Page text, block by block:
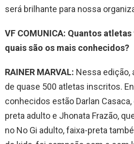
será brilhante para nossa
VF COMUNICA: Quantos
quais são os mais conhecidos?
RAINER MARVAL: Nessa edição,
de quase 500 atletas inscritos.
conhecidos estão Darlan
preta adulto e Jhonata Frazão,
no No Gi adulto, faixa-preta